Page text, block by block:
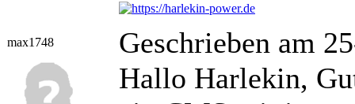
max1748 Geschrieben am
Hallo Harlekin,